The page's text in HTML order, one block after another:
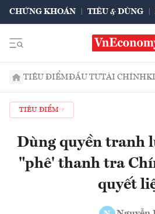
CHỨNG KHOÁN TIÊU & DÙNG
TIÊU ĐIỂMĐẦU TƯTÀI CHÍNH
TIÊU ĐIỂM
Dùng quyền tranh
"phê' thanh tra
quyết